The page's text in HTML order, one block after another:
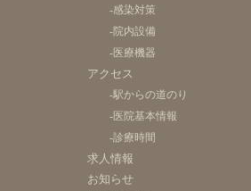
-感染対策
-院内設備
-医療機器
アクセス
-駅からの道のり
-医院基本情報
-診療時間
求人情報
お知らせ